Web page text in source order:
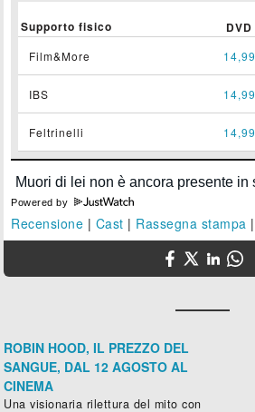
Supporto fisico DVD
Film&More 14,99
IBS 14,99
Feltrinelli 14,99
Powered by
Recensione | Cast | Rassegna stampa |
ROBIN HOOD, IL PREZZO DEL
SANGUE, DAL 12 AGOSTO AL
CINEMA
Una visionaria rilettura del mito con